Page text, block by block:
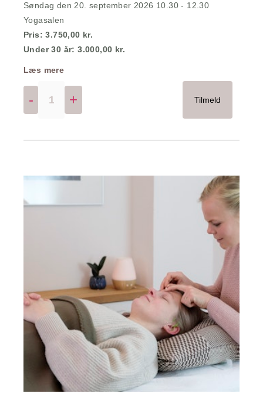
Søndag den 20. september 2026 10.30 - 12.30
Yogasalen
Pris: 3.750,00 kr.
Under 30 år: 3.000,00 kr.
Læs mere
- + Tilmeld